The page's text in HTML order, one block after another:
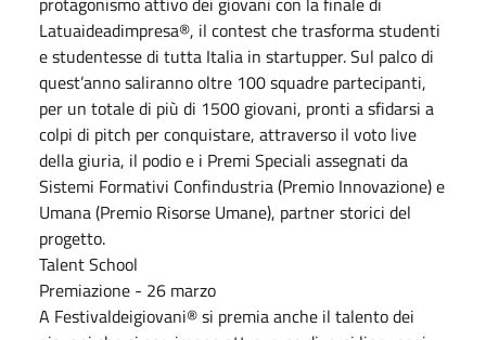
Latuaideadimpresa®, il contest che trasforma studenti
e studentesse di tutta Italia in startupper. Sul palco di
quest’anno saliranno oltre 100 squadre partecipanti,
per un totale di più di 1500 giovani, pronti a sfidarsi a
colpi di pitch per conquistare, attraverso il voto live
della giuria, il podio e i Premi Speciali assegnati da
Sistemi Formativi Confindustria (Premio Innovazione) e
Umana (Premio Risorse Umane), partner storici del
progetto.
Talent School
Premiazione - 26 marzo
A Festivaldeigiovani® si premia anche il talento dei